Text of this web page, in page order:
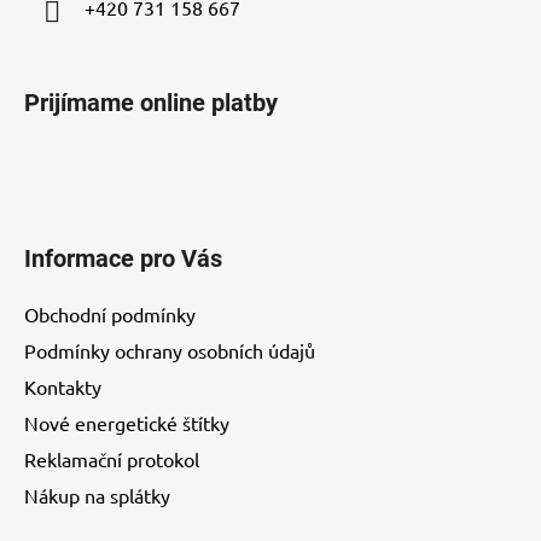
+420 731 158 667
Prijímame online platby
Informace pro Vás
Obchodní podmínky
Podmínky ochrany osobních údajů
Kontakty
Nové energetické štítky
Reklamační protokol
Nákup na splátky